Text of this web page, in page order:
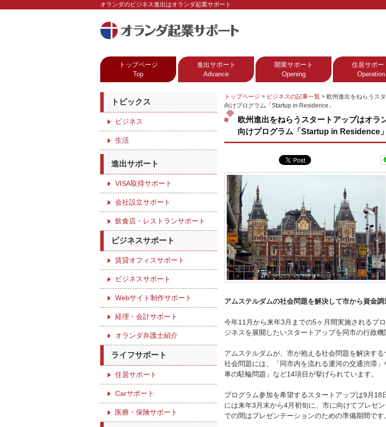
オランダのビジネス進出はオランダ起業サポート
トップページ
Top
進出サポート
Advance
開業サポート
Opening
住居サポー
Operation
トップページ > ビジネスの記事一覧 > 欧州進出をねらうス
向けプログラム「Startup in Residence」
欧州進出をねらうスタートアップはオラ
向けプログラム「Startup in Residence
アムステルダムの社会問題を解決して市から資金調
今年11月から来年3月までの5ヶ月間実施されるプ
ジネスを展開したいスタートアップを同市の行政機
アムステルダムが、市が抱える社会問題を解決す
社会問題には、「同市内を流れる運河の交通渋滞
車の駐輪問題」など14項目が挙げられています。
プログラム参加を希望するスタートアップは9月
には来年3月末から4月初旬に、市に向けてプレゼ
での間はプレゼンテーションのための準備期間です
トピックス
ビジネス
生活
進出サポート
VISA取得サポート
会社設立サポート
飲食店・レストランサポート
ビジネスサポート
賃貸オフィスサポート
ビジネスサポート
Webサイト制作サポート
経理・会計サポート
オランダ弁護士紹介
ライフサポート
住居サポート
Carサポート
医療・保険サポート